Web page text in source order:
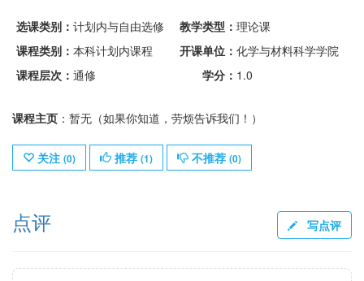
选课类别： 计划内与自由选修 教学类型： 理论课
课程类别： 本科计划内课程 开课单位： 化学与材料科学学院
课程层次： 通修 学分： 1.0
课程主页 ：暂无（如果你知道，劳烦告诉我们！）
关注 (0) 推荐 (1) 不推荐 (0)
点评 写点评